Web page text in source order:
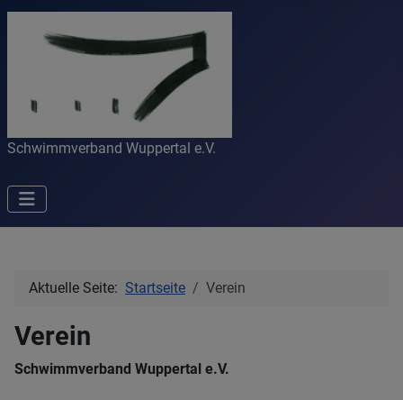
Schwimmverband Wuppertal e.V.
Aktuelle Seite: Startseite Verein
Verein
Schwimmverband Wuppertal e.V.